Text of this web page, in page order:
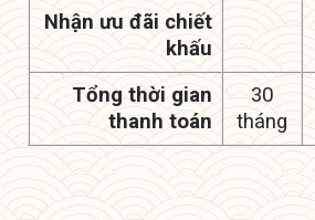
Nhận ưu đãi chiết
khấu
Tổng thời gian
thanh toán
30
tháng